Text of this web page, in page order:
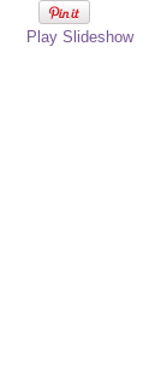
Play Slideshow